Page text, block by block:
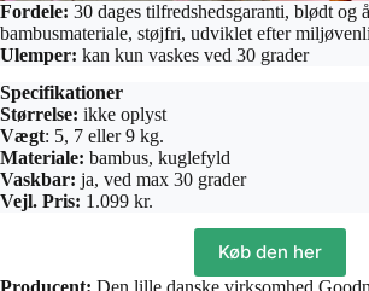
Fordele: 30 dages tilfredshedsgaranti, blødt og
bambusmateriale, støjfri, udviklet efter
Ulemper: kan kun vaskes ved 30 grader
Specifikationer
Størrelse: ikke oplyst
Vægt: 5, 7 eller 9 kg.
Materiale: bambus, kuglefyld
Vaskbar: ja, ved max 30 grader
Vejl. Pris: 1.099 kr.
Køb den her
Producent: Den lille danske virksomhed